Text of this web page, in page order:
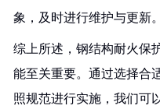
象，及时进行维护与更新。
综上所述，钢结构耐火保
能至关重要。通过选择合
照规范进行实施，我们可